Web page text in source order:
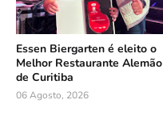
Essen Biergarten é eleito o
Melhor Restaurante Alemão
de Curitiba
06 Agosto, 2026